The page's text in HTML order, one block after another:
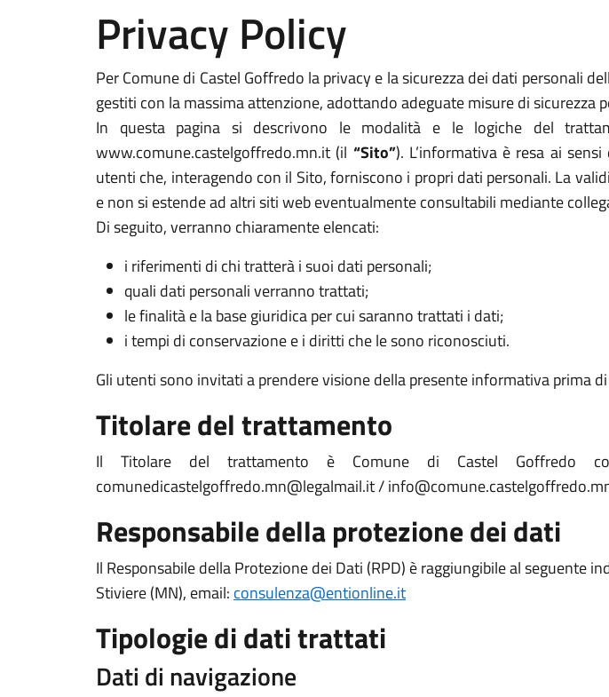
Privacy Policy
Per Comune di Castel Goffredo la privacy e la sicurezza dei dati personali
gestiti con la massima attenzione, adottando adeguate misure di sicurezza
In questa pagina si descrivono le modalità e le logiche del
www.comune.castelgoffredo.mn.it (il “Sito”). L’informativa è resa ai
utenti che, interagendo con il Sito, forniscono i propri dati personali. La
e non si estende ad altri siti web eventualmente consultabili mediante
Di seguito, verranno chiaramente elencati:
i riferimenti di chi tratterà i suoi dati personali;
quali dati personali verranno trattati;
le finalità e la base giuridica per cui saranno trattati i dati;
i tempi di conservazione e i diritti che le sono riconosciuti.
Gli utenti sono invitati a prendere visione della presente informativa prima
Titolare del trattamento
Il Titolare del trattamento è Comune di Castel
comunedicastelgoffredo.mn@legalmail.it /
Responsabile della protezione dei dati
Il Responsabile della Protezione dei Dati (RPD) è raggiungibile al seguente
Stiviere (MN), email: consulenza@entionline.it
Tipologie di dati trattati
Dati di navigazione